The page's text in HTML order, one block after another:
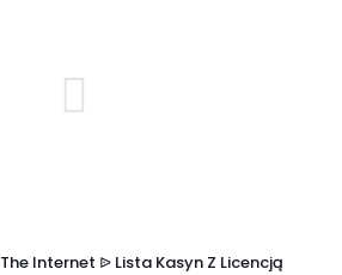
Internet ᐉ Lista Kasyn Z Licencją